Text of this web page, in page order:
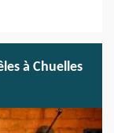
à Chuelles